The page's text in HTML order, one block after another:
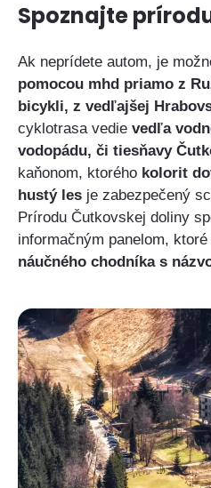
Spoznajte
Ak neprídete autom, je
pomocou mhd priamo z
bicykli, z vedľajšej
cyklotrasa vedie vedľa
vodopádu, či tiesňavy
kaňonom, ktorého kolorit
hustý les je zabezpečený
Prírodu Čutkovskej doliny
informačným panelom, ktoré
náučného chodníka s